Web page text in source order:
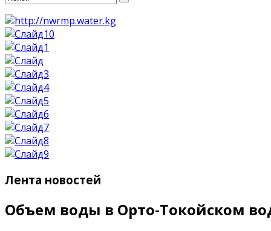
Лента новостей
Объем воды в Орто-Токойском